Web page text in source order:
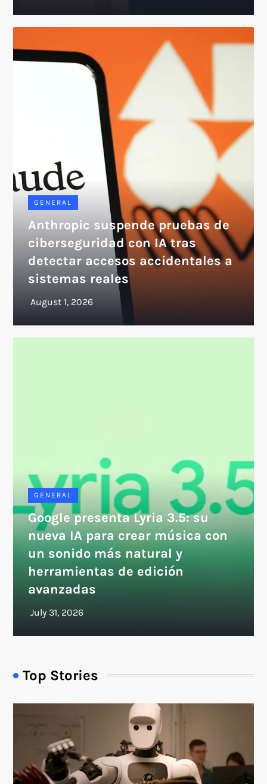
GENERAL
Anthropic suspende pruebas de
ciberseguridad con IA tras
detectar accesos accidentales a
sistemas reales
GENERAL
Google presenta Lyria 3.5: su
nueva IA para crear música con
un sonido más natural y
herramientas de edición
avanzadas
Top Stories